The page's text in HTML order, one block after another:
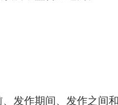
发作期间、发作之间